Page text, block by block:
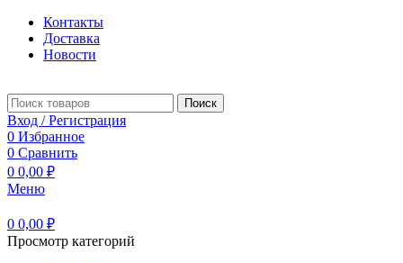
Контакты
Доставка
Новости
Поиск
Вход / Регистрация
0 Избранное
0 Сравнить
0 0,00 ₽
Меню
0 0,00 ₽
Просмотр категорий